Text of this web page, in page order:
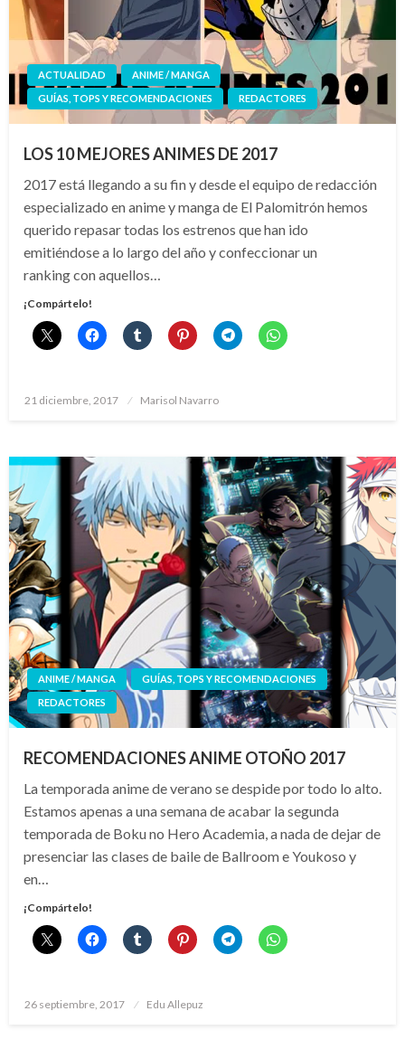
ACTUALIDAD
ANIME / MANGA
GUÍAS, TOPS Y RECOMENDACIONES
REDACTORES
LOS 10 MEJORES ANIMES DE 2017
2017 está llegando a su fin y desde el equipo de redacción
especializado en anime y manga de El Palomitrón hemos
querido repasar todas los estrenos que han ido
emitiéndose a lo largo del año y confeccionar un
ranking con aquellos…
¡Compártelo!
Publicado
21 diciembre, 2017 Marisol Navarro
ANIME / MANGA
GUÍAS, TOPS Y RECOMENDACIONES
REDACTORES
RECOMENDACIONES ANIME OTOÑO 2017
La temporada anime de verano se despide por todo lo alto.
Estamos apenas a una semana de acabar la segunda
temporada de Boku no Hero Academia, a nada de dejar de
presenciar las clases de baile de Ballroom e Youkoso y
en…
¡Compártelo!
Publicado
26 septiembre, 2017 Edu Allepuz